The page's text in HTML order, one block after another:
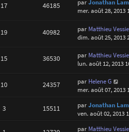
17 46185 parJonathan
mer. août 28, 2013
19 40982 par Matthieu
dim. août 25, 2013
15 36530 par Matthieu
lun. août 12, 2013
10 24357 par Helene G
mer. août 07, 2013
3 15511 parJonathan
ven. août 02, 2013
par Matthieu